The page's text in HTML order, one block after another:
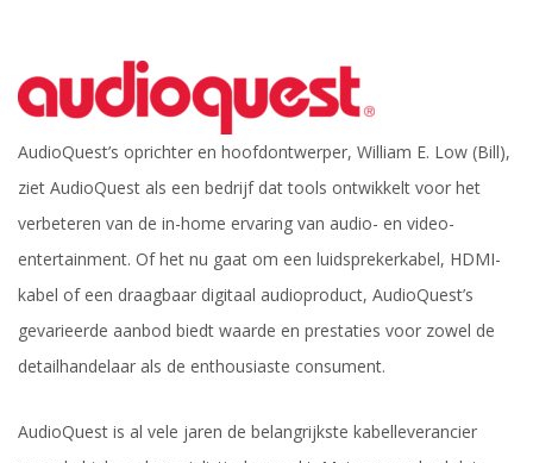
AudioQuest’s oprichter en hoofdontwerper, William E. Low (Bill),
ziet AudioQuest als een bedrijf dat tools ontwikkelt voor het
verbeteren van de in-home ervaring van audio- en video-
entertainment. Of het nu gaat om een luidsprekerkabel, HDMI-
kabel of een draagbaar digitaal audioproduct, AudioQuest’s
gevarieerde aanbod biedt waarde en prestaties voor zowel de
detailhandelaar als de enthousiaste consument.
AudioQuest is al vele jaren de belangrijkste kabelleverancier